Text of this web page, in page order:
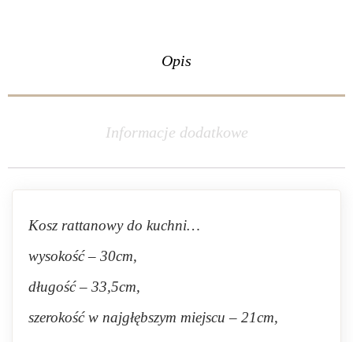
Opis
Informacje dodatkowe
Kosz rattanowy do kuchni…
wysokość – 30cm,
długość – 33,5cm,
szerokość w najgłębszym miejscu – 21cm,